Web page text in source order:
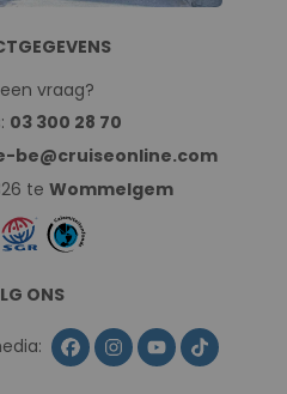
vraag?
03 300 28 70
be@cruiseonline.com
te Wommelgem
ONS